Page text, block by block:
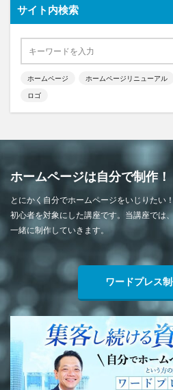
サイト内検索
ホームページ ホームページリニューアル
ロゴ
ホームページは自分で制作！
とにかく自分でホームページをいじりたい
初心者を対象にした講座です。当講座では
一緒に制作していきます。
ワードプレス